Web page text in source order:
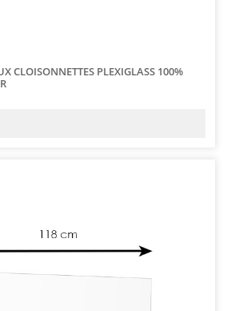
CLOISONNETTES PLEXIGLASS 100%